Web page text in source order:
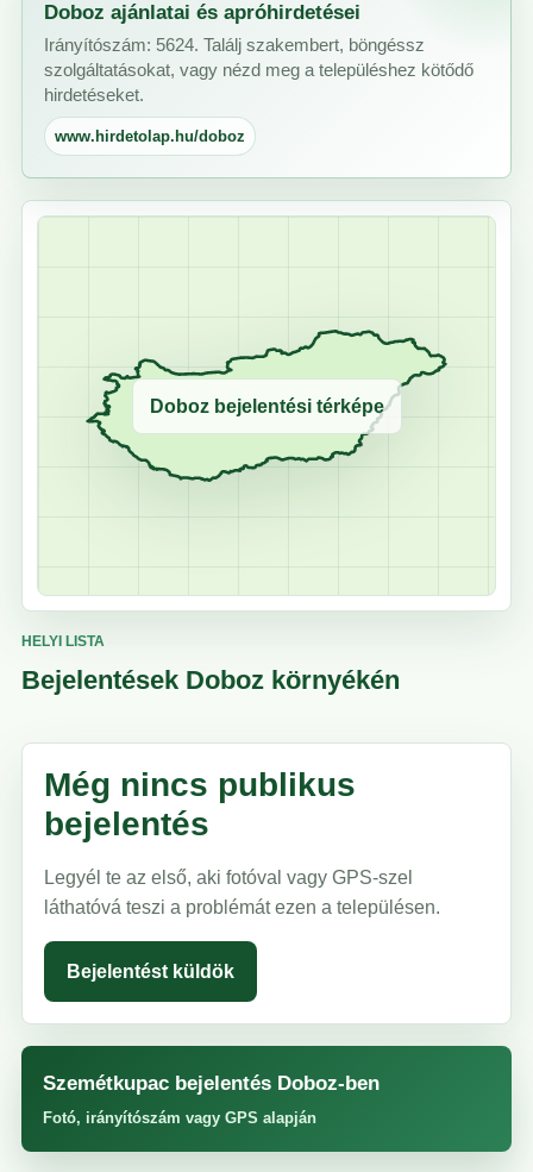
Doboz ajánlatai és apróhirdetései
Irányítószám: 5624. Találj szakembert, böngéssz
szolgáltatásokat, vagy nézd meg a településhez kötődő
hirdetéseket.
www.hirdetolap.hu/doboz
Doboz bejelentési térképe
HELYI LISTA
Bejelentések Doboz környékén
Még nincs publikus
bejelentés
Legyél te az első, aki fotóval vagy GPS-szel
láthatóvá teszi a problémát ezen a településen.
Bejelentést küldök
Szemétkupac bejelentés Doboz-ben
Fotó, irányítószám vagy GPS alapján